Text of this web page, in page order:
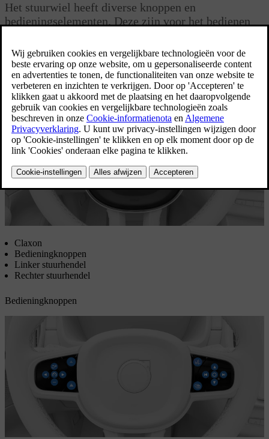
Bijgewerkt 01/08/2025
Het stuurwiel heeft diverse knoppen en
bedieningselementen. Deze zijn voor het bedienen
voor het kiezen van bepaalde instellingen of
aanpassingen, en om te bepalen wat er op het
bestuurdersdisplay wordt getoond.
Claxon
Bedieningknoppen
Linker stuurhendel
Rechter stuurhendel
Bedieningknoppen